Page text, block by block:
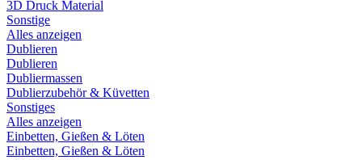
3D Druck Material
Sonstige
Alles anzeigen
Dublieren
Dublieren
Dubliermassen
Dublierzubehör & Küvetten
Sonstiges
Alles anzeigen
Einbetten, Gießen & Löten
Einbetten, Gießen & Löten